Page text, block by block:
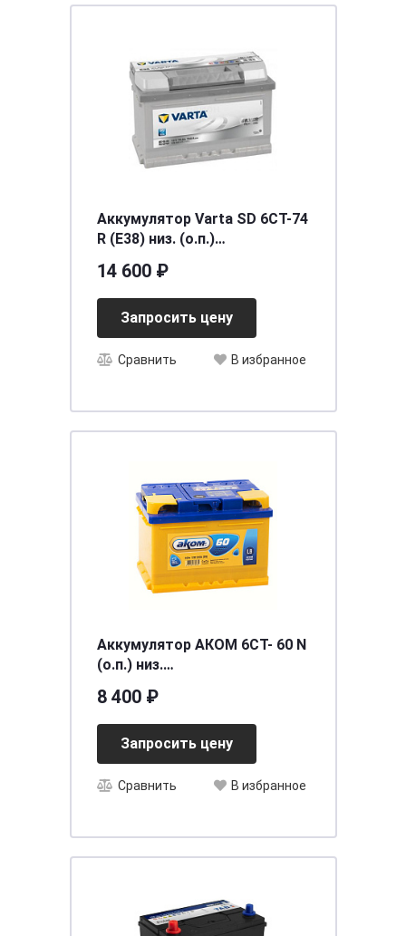
Аккумулятор Varta SD 6CT-74
R (E38) низ. (о.п.)
14 600 ₽
Запросить цену
Сравнить В избранное
Аккумулятор АКОМ 6СТ- 60 N
(о.п.) низ.
8 400 ₽
Запросить цену
Сравнить В избранное